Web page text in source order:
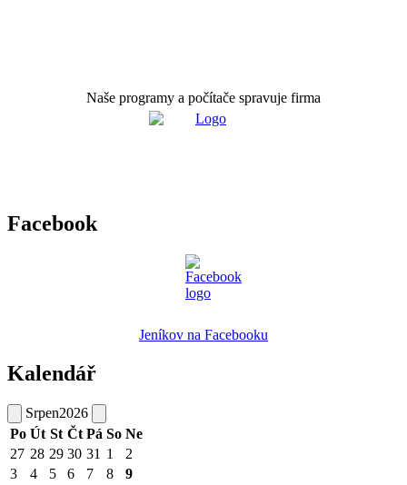
Naše programy a počítače spravuje firma
Facebook
Jeníkov na Facebooku
Kalendář
Srpen2026
Po Út St Čt Pá So Ne
27 28 29 30 31 1
2
3
4 5 6 7 8
9